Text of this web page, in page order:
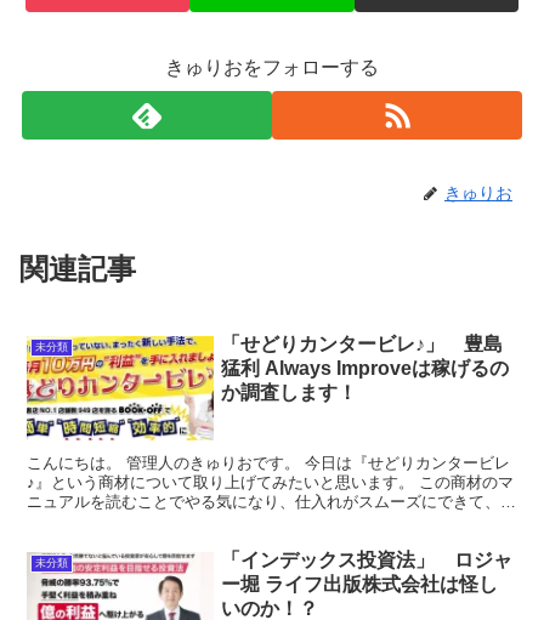
きゅりおをフォローする
きゅりお
関連記事
未分類
「せどりカンタービレ♪」 豊島
猛利 Always Improveは稼げるの
か調査します！
こんにちは。 管理人のきゅりおです。 今日は『せどりカンタービレ
♪』という商材について取り上げてみたいと思います。 この商材のマ
ニュアルを読むことでやる気になり、仕入れがスムーズにできて、
未分類
「インデックス投資法」 ロジャ
ー堀 ライフ出版株式会社は怪し
いのか！？